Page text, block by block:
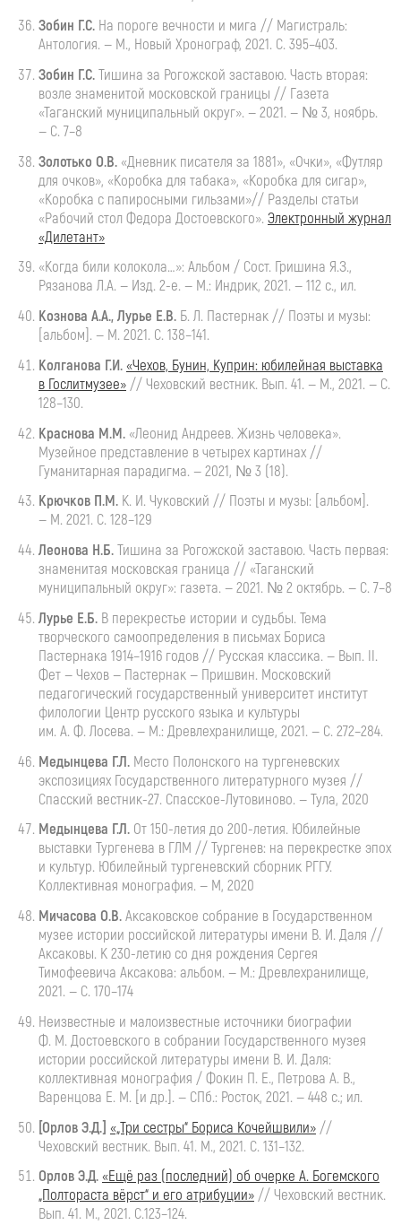
Зобин Г.С. На пороге вечности и мига // Магистраль:
Антология. — М., Новый Хронограф, 2021. С. 395–403.
Зобин Г.С.Тишина за Рогожской заставою. Часть вторая:
возле знаменитой московской границы // Газета
«Таганский муниципальный округ». — 2021. — № 3, ноябрь.
— С. 7–8
Золотько О.В. «Дневник писателя за 1881», «Очки», «Футляр
для очков», «Коробка для табака», «Коробка для сигар»,
«Коробка с папиросными гильзами»// Разделы статьи
«Рабочий стол Федора Достоевского». Электронный журнал
«Дилетант»
«Когда били колокола…»: Альбом / Сост. Гришина Я.З.,
Рязанова Л.А. — Изд. 2-е. — М.: Индрик, 2021. — 112 с., ил.
Кознова А.А., Лурье Е.В. Б. Л. Пастернак // Поэты и музы:
[альбом]. — М. 2021. С. 138–141.
Колганова Г.И.«Чехов, Бунин, Куприн: юбилейная выставка
в Гослитмузее» // Чеховский вестник. Вып. 41. — М., 2021. — С.
128–130.
Краснова М.М. «Леонид Андреев. Жизнь человека».
Музейное представление в четырех картинах //
Гуманитарная парадигма. — 2021, № 3 (18).
Крючков П.М. К. И. Чуковский // Поэты и музы: [альбом].
— М. 2021. С. 128–129
Леонова Н.Б.Тишина за Рогожской заставою. Часть первая:
знаменитая московская граница // «Таганский
муниципальный округ»: газета. — 2021. № 2 октябрь. — С. 7–8
Лурье Е.Б. В перекрестье истории и судьбы. Тема
творческого самоопределения в письмах Бориса
Пастернака 1914–1916 годов // Русская классика. — Вып. II.
Фет — Чехов — Пастернак — Пришвин. Московский
педагогический государственный университет институт
филологии Центр русского языка и культуры
им. А. Ф. Лосева. — М.: Древлехранилище, 2021. — С. 272–284.
Медынцева Г.Л. Место Полонского на тургеневских
экспозициях Государственного литературного музея //
Спасский вестник-27. Спасское-Лутовиново. — Тула, 2020
Медынцева Г.Л. От150-летия до 200-летия. Юбилейные
выставки Тургенева в ГЛМ // Тургенев: на перекрестке эпох
и культур. Юбилейный тургеневский сборник РГГУ.
Коллективная монография. — М, 2020
Мичасова О.В.Аксаковское собрание в Государственном
музее истории российской литературы имени В. И. Даля //
Аксаковы. К230-летию со дня рождения Сергея
Тимофеевича Аксакова: альбом. — М.: Древлехранилище,
2021. — С. 170–174
Неизвестные и малоизвестные источники биографии
Ф. М. Достоевского в собрании Государственного музея
истории российской литературы имени В. И. Даля:
коллективная монография / Фокин П. Е., Петрова А. В.,
Варенцова Е. М. [и др.]. — СПб.: Росток, 2021. — 448 с.; ил.
[Орлов Э.Д.] «„Три сестры“ Бориса Кочейшвили» //
Чеховский вестник. Вып. 41. М., 2021. С. 131–132.
Орлов Э.Д.«Ещё раз (последний) об очерке А. Богемского
„Полтораста вёрст“ и его атрибуции»// Чеховский вестник.
Вып. 41. М., 2021. С.123–124.